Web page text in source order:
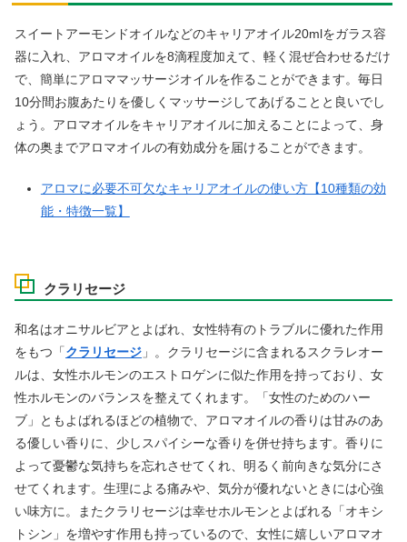
スイートアーモンドオイルなどのキャリアオイル20mlをガラス容
器に入れ、アロマオイルを8滴程度加えて、軽く混ぜ合わせるだけ
で、簡単にアロママッサージオイルを作ることができます。毎日
10分間お腹あたりを優しくマッサージしてあげることと良いでし
ょう。アロマオイルをキャリアオイルに加えることによって、身
体の奥までアロマオイルの有効成分を届けることができます。
アロマに必要不可欠なキャリアオイルの使い方【10種類の効
能・特徴一覧】
クラリセージ
和名はオニサルビアとよばれ、女性特有のトラブルに優れた作用
をもつ「クラリセージ 」。クラリセージに含まれるスクラレオー
ルは、女性ホルモンのエストロゲンに似た作用を持っており、女
性ホルモンのバランスを整えてくれます。「女性のためのハー
ブ」ともよばれるほどの植物で、アロマオイルの香りは甘みのあ
る優しい香りに、少しスパイシーな香りを併せ持ちます。香りに
よって憂鬱な気持ちを忘れさせてくれ、明るく前向きな気分にさ
せてくれます。生理による痛みや、気分が優れないときには心強
い味方に。またクラリセージは幸せホルモンとよばれる「オキシ
トシン」を増やす作用も持っているので、女性に嬉しいアロマオ